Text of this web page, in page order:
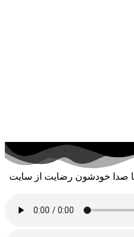
صدا خودشون رضایت از سایت